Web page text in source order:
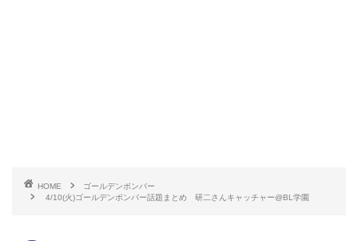
HOME
ゴールデンボンバー
4/10(火)ゴールデンボンバー話題まとめ 研二さんキャッチャー@BL学園